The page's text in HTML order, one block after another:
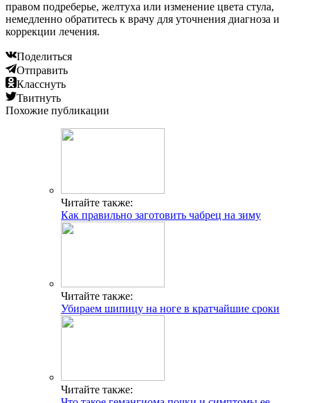
правом подреберье, желтуха или изменение цвета стула,
немедленно обратитесь к врачу для уточнения диагноза и
коррекции лечения.
Поделиться
Отправить
Класснуть
Твитнуть
Похожие публикации
Читайте также:
Как правильно заготовить чабрец на зиму
Читайте также:
Убираем шипицу на ноге в кратчайшие сроки
Читайте также: